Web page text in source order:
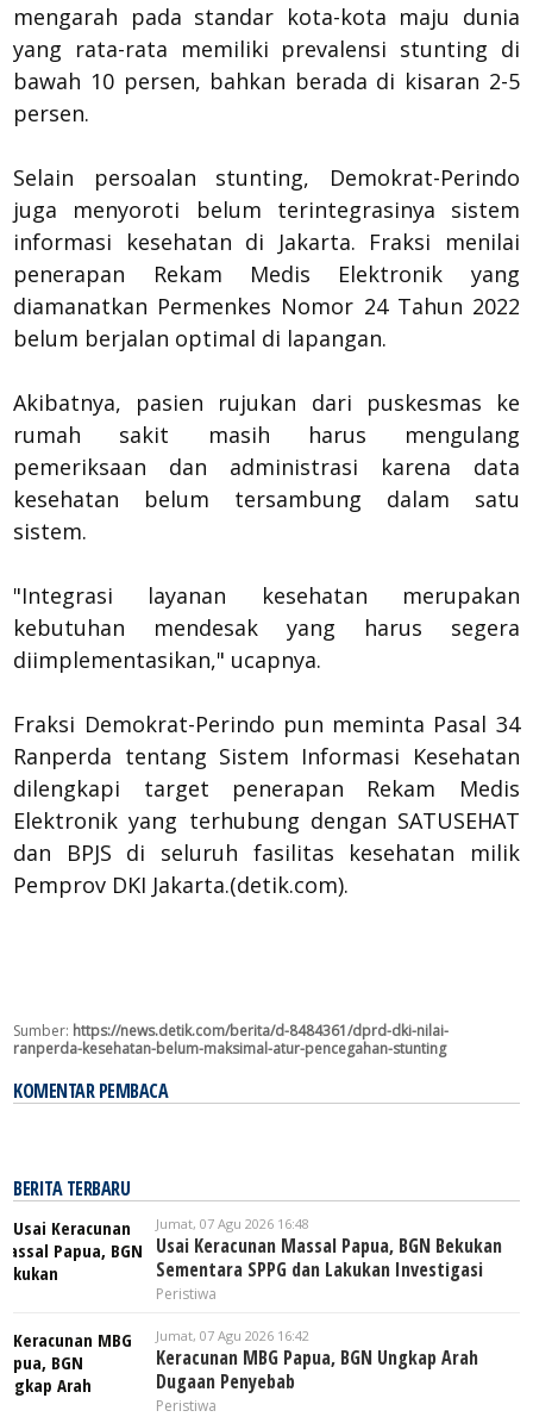
mengarah pada standar kota-kota maju dunia
yang rata-rata memiliki prevalensi stunting di
bawah 10 persen, bahkan berada di kisaran 2-5
persen.
Selain persoalan stunting, Demokrat-Perindo
juga menyoroti belum terintegrasinya sistem
informasi kesehatan di Jakarta. Fraksi menilai
penerapan Rekam Medis Elektronik yang
diamanatkan Permenkes Nomor 24 Tahun 2022
belum berjalan optimal di lapangan.
Akibatnya, pasien rujukan dari puskesmas ke
rumah sakit masih harus mengulang
pemeriksaan dan administrasi karena data
kesehatan belum tersambung dalam satu
sistem.
"Integrasi layanan kesehatan merupakan
kebutuhan mendesak yang harus segera
diimplementasikan," ucapnya.
Fraksi Demokrat-Perindo pun meminta Pasal 34
Ranperda tentang Sistem Informasi Kesehatan
dilengkapi target penerapan Rekam Medis
Elektronik yang terhubung dengan SATUSEHAT
dan BPJS di seluruh fasilitas kesehatan milik
Pemprov DKI Jakarta.(detik.com).
Sumber: https://news.detik.com/berita/d-8484361/dprd-dki-nilai-
ranperda-kesehatan-belum-maksimal-atur-pencegahan-stunting
KOMENTAR PEMBACA
BERITA TERBARU
Jumat, 07 Agu 2026 16:48
Usai Keracunan Massal Papua, BGN Bekukan
Sementara SPPG dan Lakukan Investigasi
Peristiwa
Jumat, 07 Agu 2026 16:42
Keracunan MBG Papua, BGN Ungkap Arah
Dugaan Penyebab
Peristiwa